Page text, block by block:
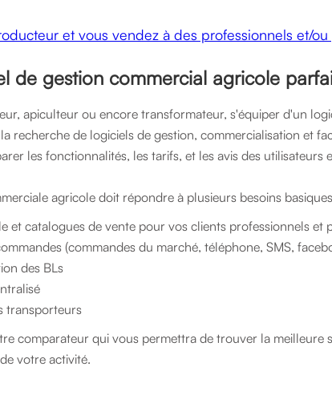
et vous vendez à des professionnels et/
de gestion commercial agricole
apiculteur ou encore transformateur, s'équiper d'un
recherche de logiciels de gestion, commercialisation et
les fonctionnalités, les tarifs, et les avis des utilisateurs
agricole doit répondre à plusieurs besoins basiques
et catalogues de vente pour vos clients professionnels et
(commandes du marché, téléphone, SMS,
des BLs
transporteurs
comparateur qui vous permettra de trouver la
votre activité.